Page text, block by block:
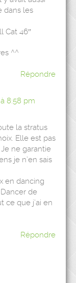
dans les
Cat 46″
^^
Répondre
8:58 pm
la stratus
Elle est pas
ne garantie
je n’en sais
en dancing
Dancer de
ce que j’ai en
Répondre